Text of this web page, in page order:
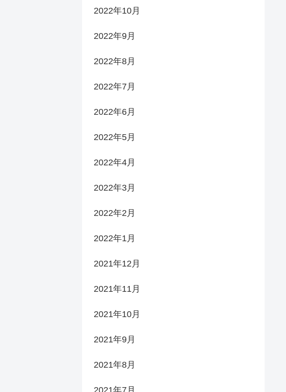
2022年10月
2022年9月
2022年8月
2022年7月
2022年6月
2022年5月
2022年4月
2022年3月
2022年2月
2022年1月
2021年12月
2021年11月
2021年10月
2021年9月
2021年8月
2021年7月